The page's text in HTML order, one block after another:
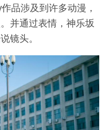
品涉及到许多动漫，
并通过表情，神乐坂
镜头。